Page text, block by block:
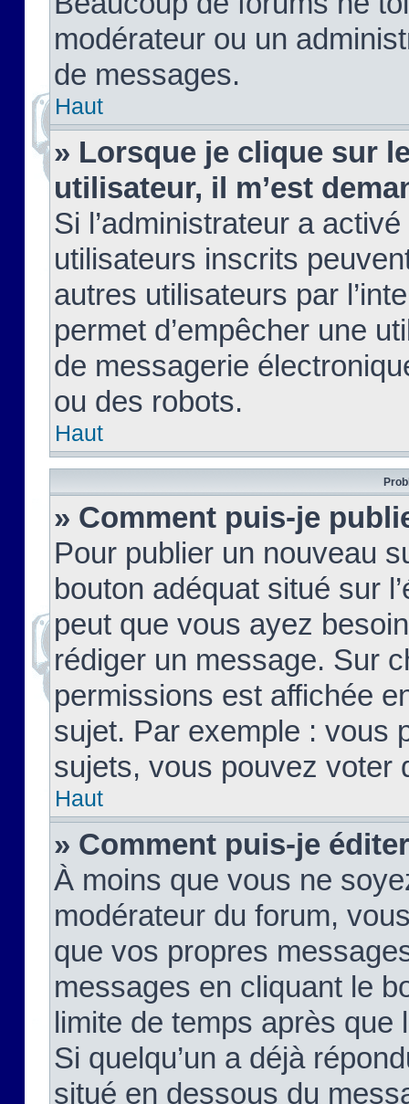
modérateur ou un
de messages.
Haut
» Lorsque je clique sur
utilisateur, il m’est
Si l’administrateur a
utilisateurs inscrits
autres utilisateurs par
permet d’empêcher une
de messagerie
ou des robots.
Haut
» Comment puis-je
Pour publier un nouveau
bouton adéquat situé sur
peut que vous ayez
rédiger un message. Sur
permissions est affichée
sujet. Par exemple : vous
sujets, vous pouvez voter
Haut
» Comment puis-je
À moins que vous ne
modérateur du forum,
que vos propres
messages en cliquant le
limite de temps après que
Si quelqu’un a déjà
situé en dessous du